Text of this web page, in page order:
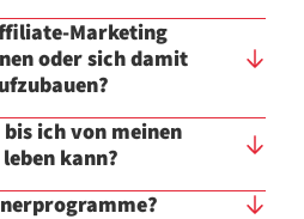
Marketing
oder sich damit
ich von meinen
kann?